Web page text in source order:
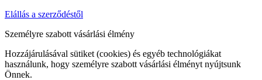
Elállás a szerződéstől
Személyre szabott vásárlási élmény
Hozzájárulásával sütiket (cookies) és egyéb technológiákat
használunk, hogy személyre szabott vásárlási élményt nyújtsunk
Önnek.